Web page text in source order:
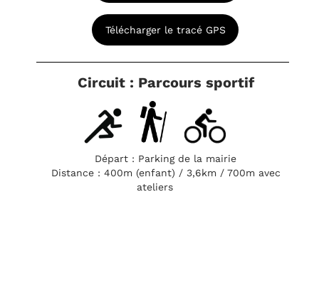
Télécharger le tracé GPS
Circuit : Parcours sportif
Départ : Parking de la mairie
Distance : 400m (enfant) / 3,6km / 700m avec
ateliers